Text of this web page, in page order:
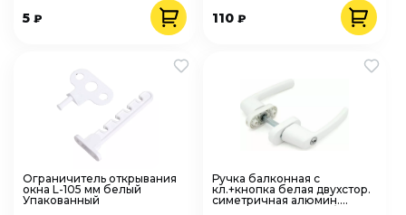
5 ₽ 110₽
Ограничитель открывания
окна L-105 мм белый
Упакованный
Ручка балконная с
кл.+кнопка белая двухстор.
симетричная алюмин.